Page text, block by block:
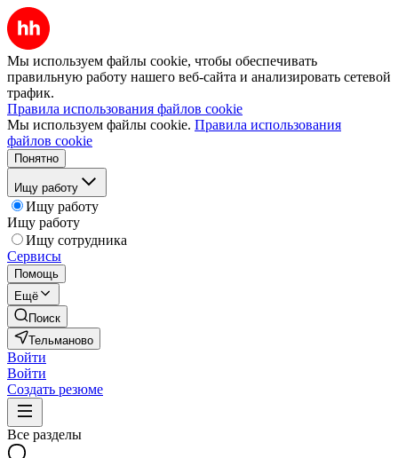
Мы используем файлы cookie, чтобы обеспечивать
правильную работу нашего веб-сайта и анализировать сетевой
трафик.
Правила использования файлов cookie
Мы используем файлы cookie. Правила использования
файлов cookie
Понятно
Ищу работу
Ищу работу
Ищу работу
Ищу сотрудника
Сервисы
Помощь
Ещё
Поиск
Тельманово
Войти
Войти
Создать резюме
Все разделы